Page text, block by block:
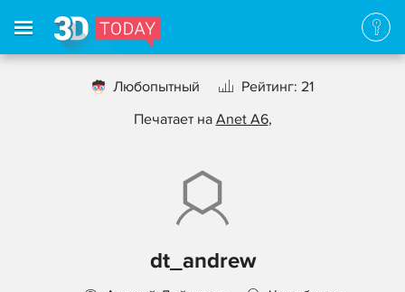
Любопытный
Рейтинг: 21
Печатает на Anet A6,
dt_andrew